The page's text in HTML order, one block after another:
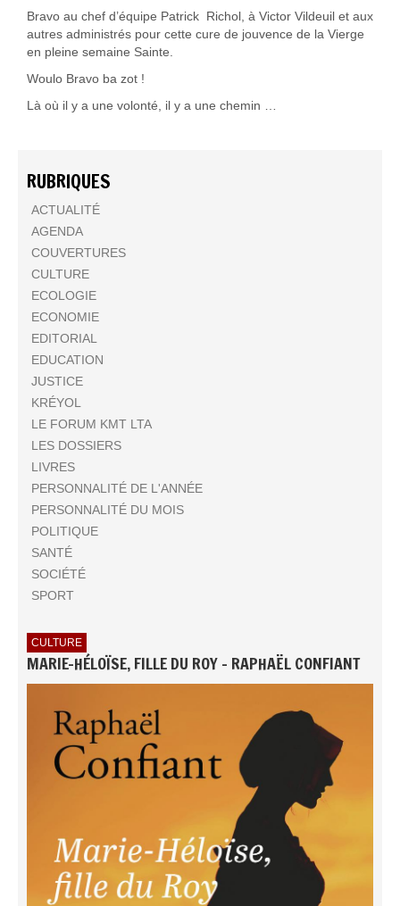
Bravo au chef d’équipe Patrick Richol, à Victor Vildeuil et aux
autres administrés pour cette cure de jouvence de la Vierge
en pleine semaine Sainte.
Woulo Bravo ba zot !
Là où il y a une volonté, il y a une chemin …
RUBRIQUES
ACTUALITÉ
AGENDA
COUVERTURES
CULTURE
ECOLOGIE
ECONOMIE
EDITORIAL
EDUCATION
JUSTICE
KRÉYOL
LE FORUM KMT LTA
LES DOSSIERS
LIVRES
PERSONNALITÉ DE L'ANNÉE
PERSONNALITÉ DU MOIS
POLITIQUE
SANTÉ
SOCIÉTÉ
SPORT
CULTURE
MARIE-HÉLOÏSE, FILLE DU ROY - RAPHAËL CONFIANT